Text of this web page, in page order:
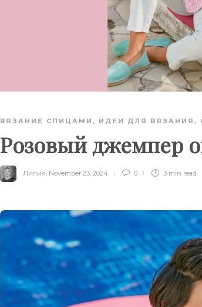
ВЯЗАНИЕ СПИЦАМИ , ИДЕИ ДЛЯ ВЯЗАНИЯ ,
Розовый джемпер
Лилия, November 23, 2024 0 3 min read